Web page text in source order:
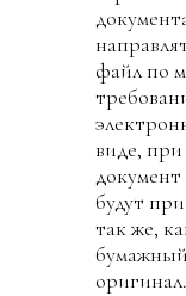
файл по
виде,
будут
так же,
бумажный
оригинал.